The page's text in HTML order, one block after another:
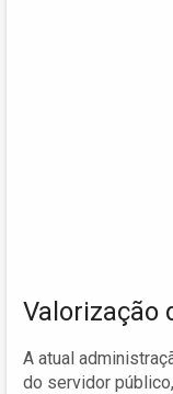
Valorização
A atual
do servidor